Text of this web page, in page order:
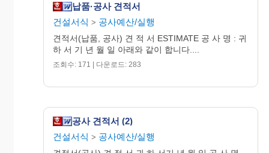
납품·공사 견적서
건설서식 > 공사예산/실행
견적서(납품, 공사) 견 적 서 ESTIMATE 공 사 명 : 귀
하 서 기 년 월 일 아래와 같이 합니다....
조회수: 171 | 다운로드: 283
공사 견적서 (2)
건설서식 > 공사예산/실행